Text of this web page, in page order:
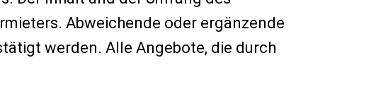
Abweichende oder ergänzende
werden. Alle Angebote, die durch